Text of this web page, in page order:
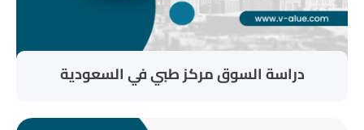
دراسة السوق مركز طبي في السعودية